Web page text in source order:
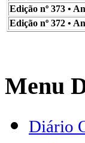
Edição nº 373 •
Edição nº 372 •
Menu
Diário